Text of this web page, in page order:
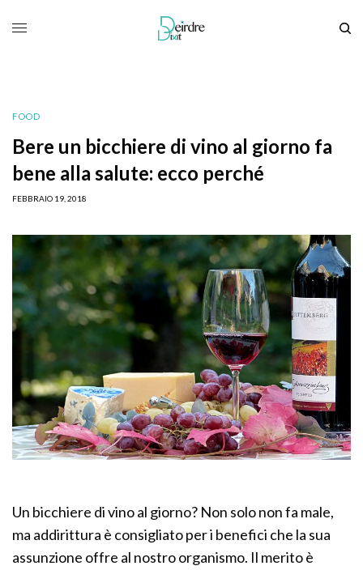
FOOD
Bere un bicchiere di vino al giorno fa
bene alla salute: ecco perché
FEBBRAIO 19, 2018
Un bicchiere di vino al giorno? Non solo non fa male,
ma addirittura è consigliato per i benefici che la sua
assunzione offre al nostro organismo. Il merito è